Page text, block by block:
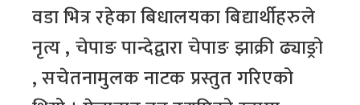
वडा भित्र रहेका बिधालयका बिद्यार्थीहरुले
नृत्य , चेपाङ पान्देद्वारा चेपाङ झाक्री ढ्याङ्रो
, सचेतनामुलक नाटक प्रस्तुत गरिएको